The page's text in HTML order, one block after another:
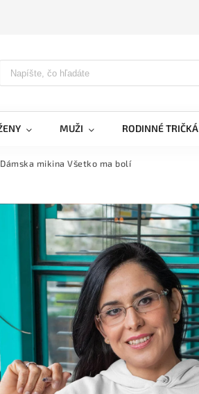
MUŽI RODINNÉ TRIČKÁ
Dámska mikina Všetko ma bolí